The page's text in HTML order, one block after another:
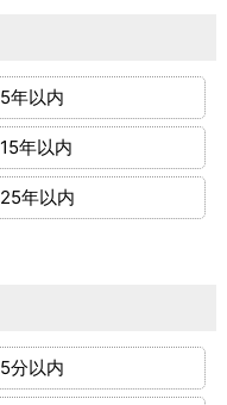
5年以内
15年以内
25年以内
5分以内